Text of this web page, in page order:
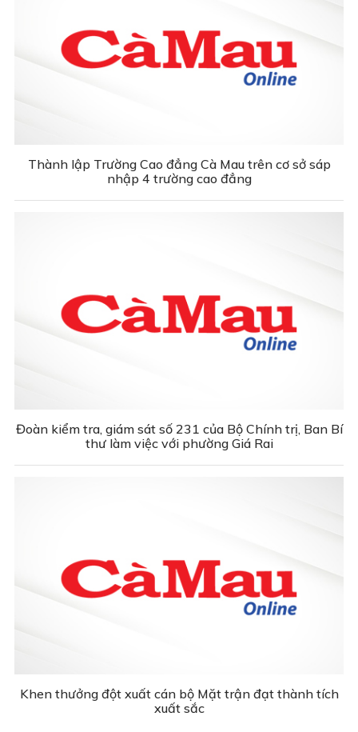
Thành lập Trường Cao đẳng Cà Mau trên cơ sở sáp
nhập 4 trường cao đẳng
Đoàn kiểm tra, giám sát số 231 của Bộ Chính trị, Ban Bí
thư làm việc với phường Giá Rai
Khen thưởng đột xuất cán bộ Mặt trận đạt thành tích
xuất sắc